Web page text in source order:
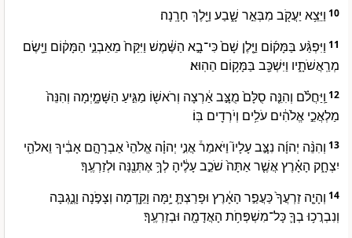
10 וַיֵּצֵ֥א יַעֲקֹ֖ב מִבְּאֵ֣ר שָׁ֑בַע וַיֵּ֖לֶךְ חָרָֽנָה׃
11 וַיִּפְגַּ֨ע בַּמָּק֜וֹם וַיָּ֤לֶן שָׁם֙ כִּי־בָ֣א הַשֶּׁ֔מֶשׁ וַיִּקַּח֙ מֵאַבְנֵ֣י הַמָּק֔וֹם וַיָּ֖שֶׂם
מְרַֽאֲשֹׁתָ֑יו וַיִּשְׁכַּ֖ב בַּמָּק֥וֹם הַהֽוּא׃
12 וַֽיַּחֲלֹ֗ם וְהִנֵּ֤ה סֻלָּם֙ מֻצָּ֣ב אַ֔רְצָה וְרֹאשׁ֖וֹ מַגִּ֣יעַ הַשָּׁמָ֑יְמָה וְהִנֵּה֙
מַלְאֲכֵ֣י אֱלֹהִ֔ים עֹלִ֥ים וְיֹרְדִ֖ים בּֽוֹ׃
13 וְהִנֵּ֨ה יְהוָ֜ה נִצָּ֣ב עָלָיו֮ וַיֹּאמַר֒ אֲנִ֣י יְהוָ֗ה אֱלֹהֵי֙ אַבְרָהָ֣ם אָבִ֔יךָ וֵאלֹהֵ֖י
יִצְחָ֑ק הָאָ֗רֶץ אֲשֶׁ֤ר אַתָּה֙ שֹׁכֵ֣ב עָלֶ֔יהָ לְךָ֥ אֶתְּנֶ֖נָּה וּלְזַרְעֶֽךָ׃
14 וְהָיָ֤ה זַרְעֲךָ֙ כַּעֲפַ֣ר הָאָ֔רֶץ וּפָרַצְתָּ֛ יָ֥מָּה וָקֵ֖דְמָה וְצָפֹ֣נָה וָנֶ֑גְבָּה
וְנִבְרֲכ֥וּ בְךָ֛ כָּל־מִשְׁפְּחֹ֥ת הָאֲדָמָ֖ה וּבְזַרְעֶֽךָ׃